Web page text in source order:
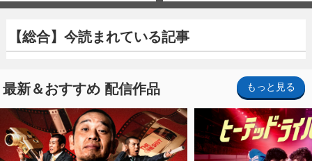
【総合】今読まれている記事
最新＆おすすめ 配信作品 もっと見る